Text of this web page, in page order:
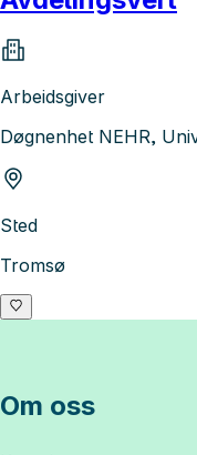
Arbeidsgiver
Døgnenhet NEHR,
Sted
Tromsø
Om oss